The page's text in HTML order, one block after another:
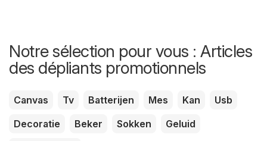
Notre sélection pour vous : Articles
des dépliants promotionnels
Canvas Tv Batterijen Mes Kan
Usb
Decoratie
Beker Sokken
Geluid